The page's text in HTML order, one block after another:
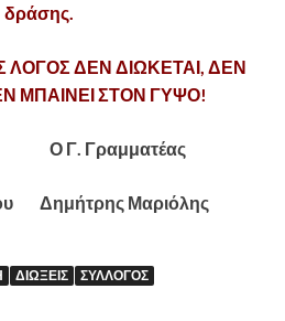
δράσης.
ΛΟΓΟΣ ΔΕΝ ΔΙΩΚΕΤΑΙ, ΔΕΝ
ΜΠΑΙΝΕΙ ΣΤΟΝ ΓΥΨΟ!
Ο Γ. Γραμματέας
Δημήτρης Μαριόλης
ΔΙΏΞΕΙΣ ΣΎΛΛΟΓΟΣ